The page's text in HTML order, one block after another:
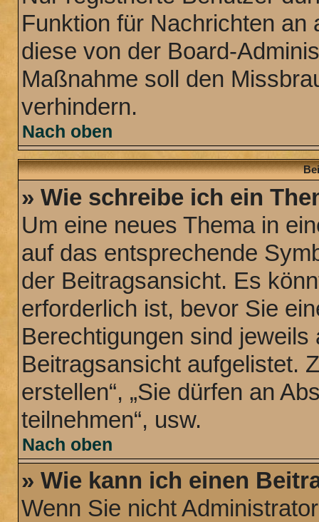
Funktion für Nachrichten
diese von der Board-
Maßnahme soll den
verhindern.
Nach oben
» Wie schreibe ich ein
Um eine neues Thema in
auf das entsprechende
der Beitragsansicht. Es
erforderlich ist, bevor Sie
Berechtigungen sind
Beitragsansicht aufgelistet.
erstellen“, „Sie dürfen an
teilnehmen“, usw.
Nach oben
» Wie kann ich einen
Wenn Sie nicht